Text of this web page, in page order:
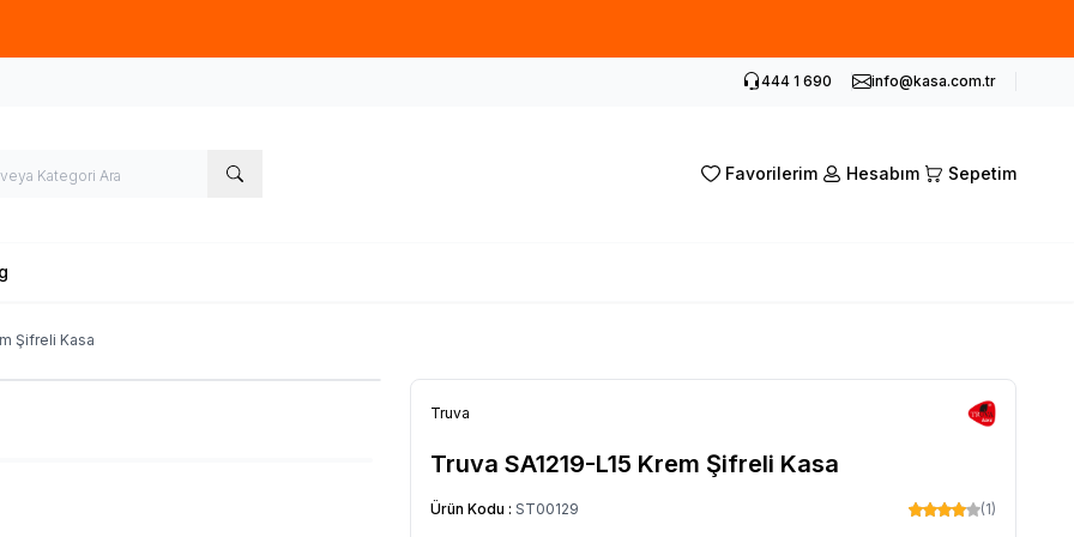
444 1 690 info@kasa.com.tr
Favorilerim Hesabım Sepetim
Şifreli Kasa
Truva
Truva SA1219-L15 Krem Şifreli Kasa
Ürün Kodu : ST00129 (1)